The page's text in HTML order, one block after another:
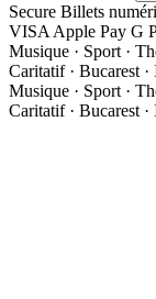
Secure Billets
VISA Apple Pay G
Musique · Sport ·
Caritatif · Bucarest ·
Musique · Sport ·
Caritatif · Bucarest ·